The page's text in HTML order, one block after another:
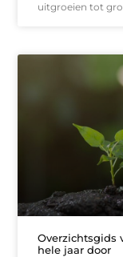
uitgroeien tot
Overzichtsgids
hele jaar door